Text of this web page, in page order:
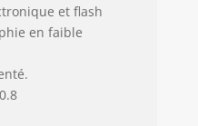
et flash
en faible